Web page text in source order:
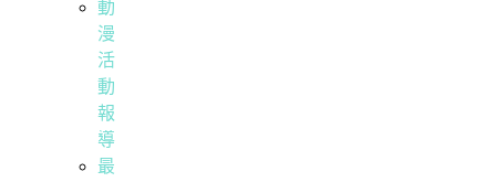
動
漫
活
動
報
導
最